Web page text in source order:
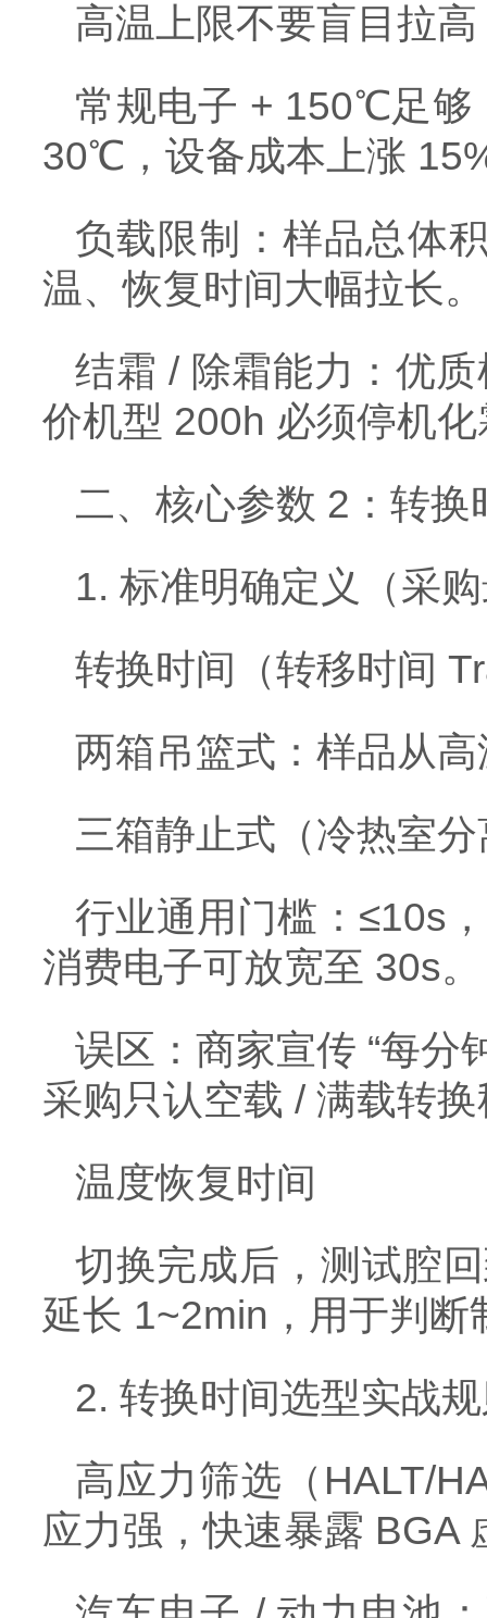
高温上限不要盲目拉高
常规电子 + 150℃足够
30℃，设备成本上涨
负载限制：样品总体
温、恢复时间大幅拉长。
结霜 / 除霜能力：优
价机型 200h 必须停机
二、核心参数 2：转
1. 标准明确定义（采
转换时间（转移时间
两箱吊篮式：样品从
三箱静止式（冷热室
行业通用门槛：≤10s
消费电子可放宽至 30s。
误区：商家宣传 “每分
采购只认空载 / 满载转
温度恢复时间
切换完成后，测试腔
延长 1~2min，用于判
2. 转换时间选型实战
高应力筛选（HALT/
应力强，快速暴露 BGA